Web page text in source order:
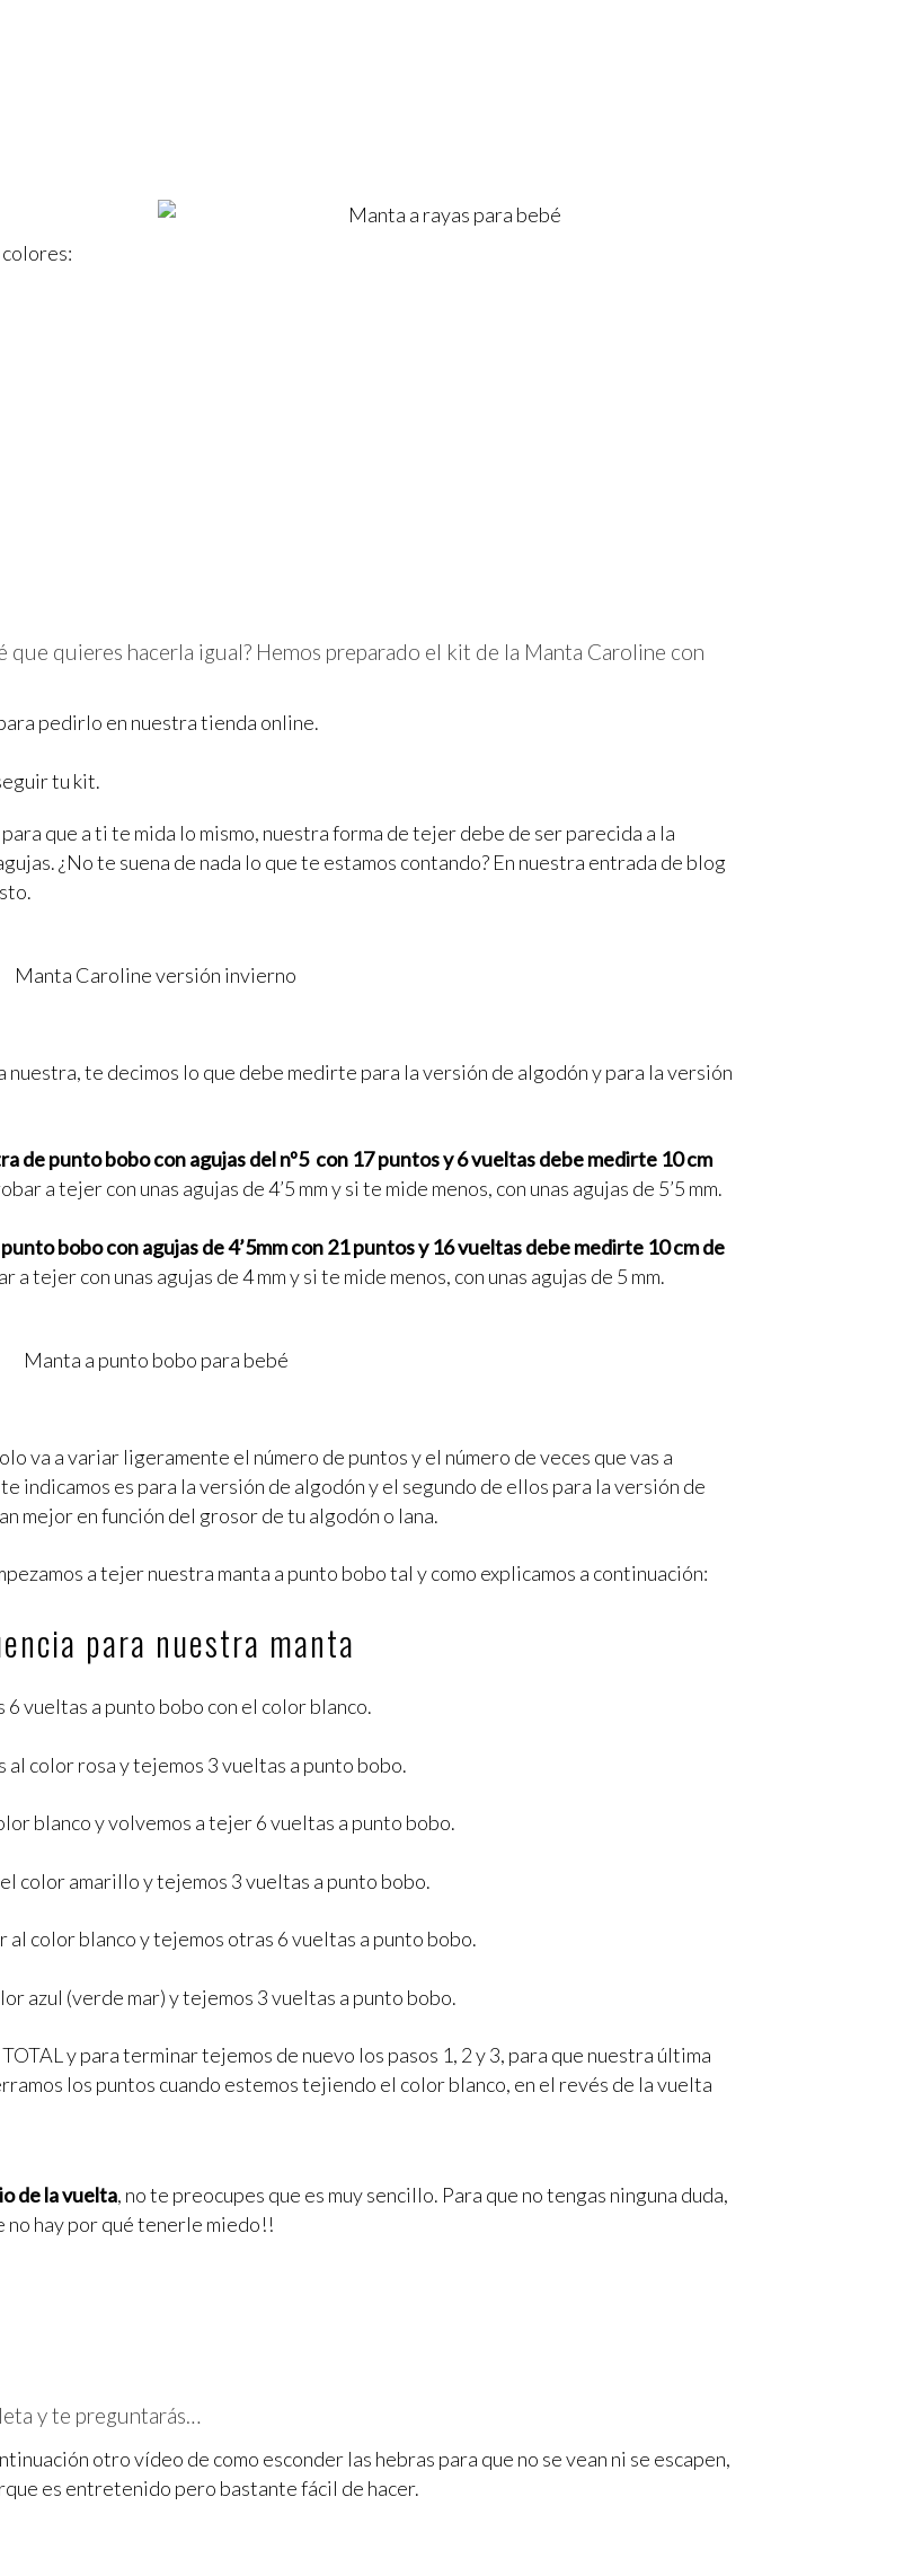
que quieres hacerla igual? Hemos preparado el kit de la Manta Caroline con
pedirlo en nuestra tienda online.
tu kit.
que a ti te mida lo mismo, nuestra forma de tejer debe de ser parecida a la
¿No te suena de nada lo que te estamos contando? En nuestra entrada de blog
nuestra, te decimos lo que debe medirte para la versión de algodón y para la versión
de punto bobo con agujas del nº5 con 17 puntos y 6 vueltas debe medirte 10 cm
a tejer con unas agujas de 4’5 mm y si te mide menos, con unas agujas de 5’5 mm.
bobo con agujas de 4’5mm con 21 puntos y 16 vueltas debe medirte 10 cm de
a tejer con unas agujas de 4 mm y si te mide menos, con unas agujas de 5 mm.
va a variar ligeramente el número de puntos y el número de veces que vas a
indicamos es para la versión de algodón y el segundo de ellos para la versión de
mejor en función del grosor de tu algodón o lana.
a tejer nuestra manta a punto bobo tal y como explicamos a continuación:
para nuestra manta
6 vueltas a punto bobo con el color blanco.
al color rosa y tejemos 3 vueltas a punto bobo.
blanco y volvemos a tejer 6 vueltas a punto bobo.
color amarillo y tejemos 3 vueltas a punto bobo.
al color blanco y tejemos otras 6 vueltas a punto bobo.
azul (verde mar) y tejemos 3 vueltas a punto bobo.
y para terminar tejemos de nuevo los pasos 1, 2 y 3, para que nuestra última
los puntos cuando estemos tejiendo el color blanco, en el revés de la vuelta
de la vuelta, no te preocupes que es muy sencillo. Para que no tengas ninguna duda,
no hay por qué tenerle miedo!!
y te preguntarás…
otro vídeo de como esconder las hebras para que no se vean ni se escapen,
es entretenido pero bastante fácil de hacer.